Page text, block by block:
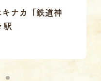
ナカ「鉄道神
駅